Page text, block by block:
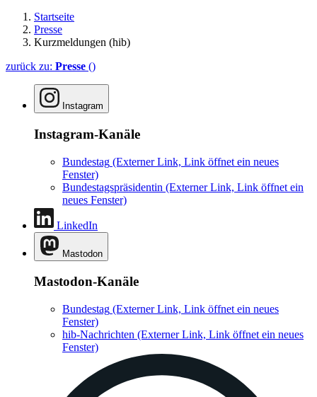
Startseite
Presse
Kurzmeldungen (hib)
zurück zu: Presse ()
Instagram
Instagram-Kanäle
Bundestag (Externer Link, Link öffnet ein neues
Fenster)
Bundestagspräsidentin (Externer Link, Link öffnet ein
neues Fenster)
LinkedIn
Mastodon
Mastodon-Kanäle
Bundestag (Externer Link, Link öffnet ein neues
Fenster)
hib-Nachrichten (Externer Link, Link öffnet ein neues
Fenster)